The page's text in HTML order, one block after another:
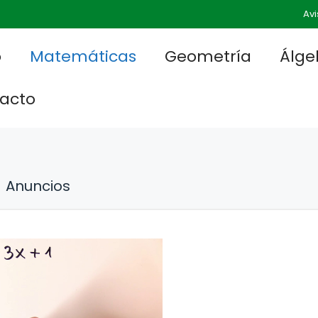
Matemáticas Geometría
Anuncios